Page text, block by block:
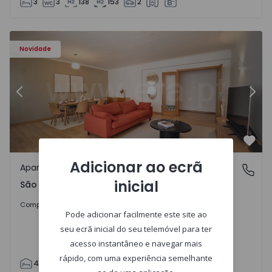
Novidade
- 20
Apartamento T4 Cascais, São Domingos de Rana -
Anterior
São Domingos de Rana, Lisboa
Apartamento
São Domingos de Rana, Lisboa
Comprar
4 2 119 130 2
Adicionar ao ecrã
inicial
Pode adicionar facilmente este site ao
seu ecrã inicial do seu telemóvel para ter
acesso instantâneo e navegar mais
rápido, com uma experiência semelhante